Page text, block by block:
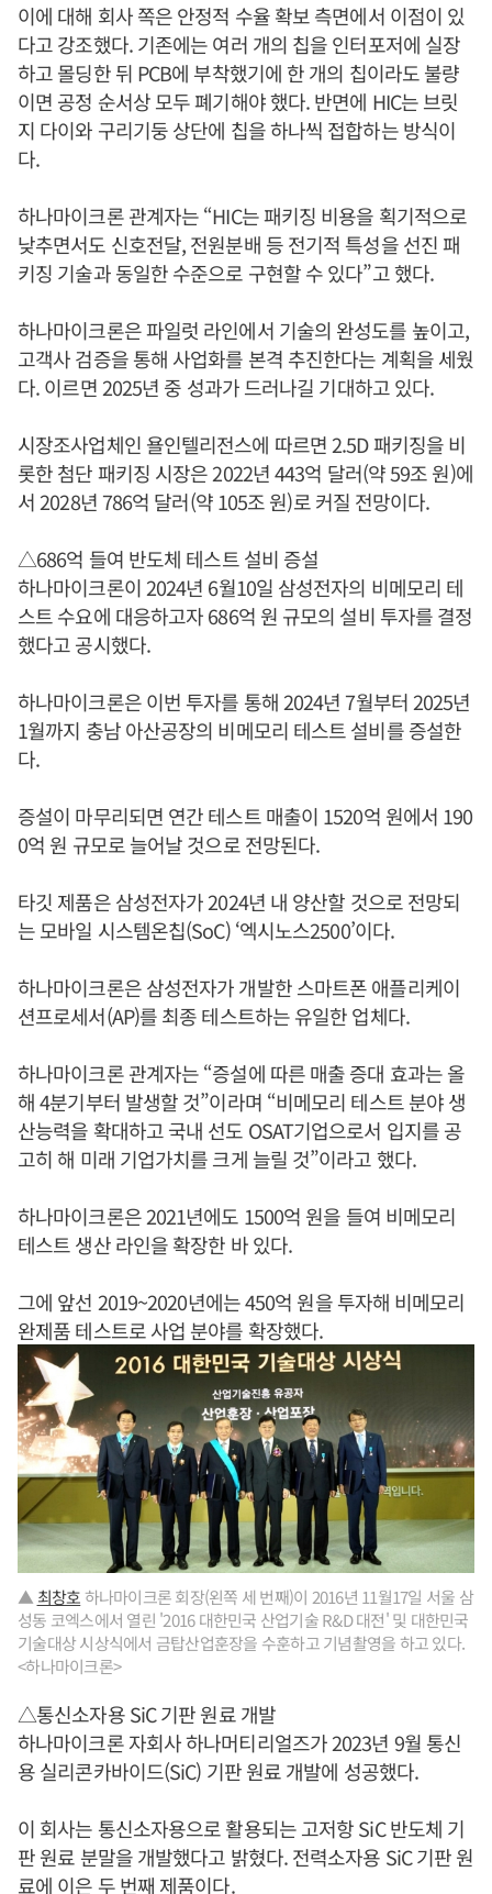
이에 대해 회사 쪽은 안정적 수율 확보 측면에서 이점이 있
다고 강조했다. 기존에는 여러 개의 칩을 인터포저에 실장
하고 몰딩한 뒤 PCB에 부착했기에 한 개의 칩이라도 불량
이면 공정 순서상 모두 폐기해야 했다. 반면에 HIC는 브릿
지 다이와 구리기둥 상단에 칩을 하나씩 접합하는 방식이
다.
하나마이크론 관계자는 “HIC는 패키징 비용을 획기적으로
낮추면서도 신호전달, 전원분배 등 전기적 특성을 선진 패
키징 기술과 동일한 수준으로 구현할 수 있다”고 했다.
하나마이크론은 파일럿 라인에서 기술의 완성도를 높이고,
고객사 검증을 통해 사업화를 본격 추진한다는 계획을 세웠
다. 이르면 2025년 중 성과가 드러나길 기대하고 있다.
시장조사업체인 욜인텔리전스에 따르면 2.5D 패키징을 비
롯한 첨단 패키징 시장은 2022년 443억 달러(약 59조 원)에
서 2028년 786억 달러(약 105조 원)로 커질 전망이다.
△686억 들여 반도체 테스트 설비 증설
하나마이크론이 2024년 6월10일 삼성전자의 비메모리 테
스트 수요에 대응하고자 686억 원 규모의 설비 투자를 결정
했다고 공시했다.
하나마이크론은 이번 투자를 통해 2024년 7월부터 2025년
1월까지 충남 아산공장의 비메모리 테스트 설비를 증설한
다.
증설이 마무리되면 연간 테스트 매출이 1520억 원에서 190
0억 원 규모로 늘어날 것으로 전망된다.
타깃 제품은 삼성전자가 2024년 내 양산할 것으로 전망되
는 모바일 시스템온칩(SoC) ‘엑시노스2500’이다.
하나마이크론은 삼성전자가 개발한 스마트폰 애플리케이
션프로세서(AP)를 최종 테스트하는 유일한 업체다.
하나마이크론 관계자는 “증설에 따른 매출 증대 효과는 올
해 4분기부터 발생할 것”이라며 “비메모리 테스트 분야 생
산능력을 확대하고 국내 선도 OSAT기업으로서 입지를 공
고히 해 미래 기업가치를 크게 늘릴 것”이라고 했다.
하나마이크론은 2021년에도 1500억 원을 들여 비메모리
테스트 생산 라인을 확장한 바 있다.
그에 앞선 2019~2020년에는 450억 원을 투자해 비메모리
완제품 테스트로 사업 분야를 확장했다.
▲최창호하나마이크론 회장(왼쪽 세 번째)이 2016년 11월17일 서울 삼
성동 코엑스에서 열린 '2016 대한민국 산업기술 R&D 대전' 및 대한민국
기술대상 시상식에서 금탑산업훈장을 수훈하고 기념촬영을 하고 있다.
<하나마이크론>
△통신소자용 SiC 기판 원료 개발
하나마이크론 자회사 하나머티리얼즈가 2023년 9월 통신
용 실리콘카바이드(SiC) 기판 원료 개발에 성공했다.
이 회사는 통신소자용으로 활용되는 고저항 SiC 반도체 기
판 원료 분말을 개발했다고 밝혔다. 전력소자용 SiC 기판 원
료에 이은 두 번째 제품이다.